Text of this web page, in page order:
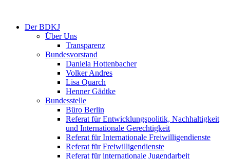
Der BDKJ
Über Uns
Transparenz
Bundesvorstand
Daniela Hottenbacher
Volker Andres
Lisa Quarch
Henner Gädtke
Bundesstelle
Büro Berlin
Referat für Entwicklungspolitik, Nachhaltigkeit
und Internationale Gerechtigkeit
Referat für Internationale Freiwilligendienste
Referat für Freiwilligendienste
Referat für internationale Jugendarbeit